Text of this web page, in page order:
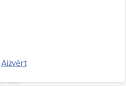
Aizvērt
vietnes darbību un